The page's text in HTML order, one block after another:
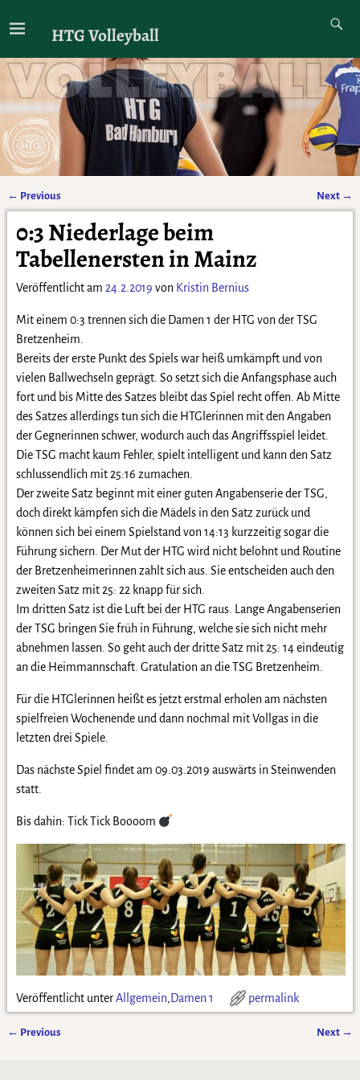
HTG Volleyball
Artikelnavigation
← Previous Next →
0:3 Niederlage beim
Tabellenersten in Mainz
Veröffentlicht am 24.2.2019 von Kristin Bernius
Mit einem 0:3 trennen sich die Damen 1 der HTG von der TSG
Bretzenheim.
Bereits der erste Punkt des Spiels war heiß umkämpft und von
vielen Ballwechseln geprägt. So setzt sich die Anfangsphase auch
fort und bis Mitte des Satzes bleibt das Spiel recht offen. Ab Mitte
des Satzes allerdings tun sich die HTGlerinnen mit den Angaben
der Gegnerinnen schwer, wodurch auch das Angriffsspiel leidet.
Die TSG macht kaum Fehler, spielt intelligent und kann den Satz
schlussendlich mit 25:16 zumachen.
Der zweite Satz beginnt mit einer guten Angabenserie der TSG,
doch direkt kämpfen sich die Mädels in den Satz zurück und
können sich bei einem Spielstand von 14:13 kurzzeitig sogar die
Führung sichern. Der Mut der HTG wird nicht belohnt und Routine
der Bretzenheimerinnen zahlt sich aus. Sie entscheiden auch den
zweiten Satz mit 25: 22 knapp für sich.
Im dritten Satz ist die Luft bei der HTG raus. Lange Angabenserien
der TSG bringen Sie früh in Führung, welche sie sich nicht mehr
abnehmen lassen. So geht auch der dritte Satz mit 25: 14 eindeutig
an die Heimmannschaft. Gratulation an die TSG Bretzenheim.
Für die HTGlerinnen heißt es jetzt erstmal erholen am nächsten
spielfreien Wochenende und dann nochmal mit Vollgas in die
letzten drei Spiele.
Das nächste Spiel findet am 09.03.2019 auswärts in Steinwenden
statt.
Bis dahin: Tick Tick Boooom
Veröffentlicht unter Allgemein, Damen 1 permalink
← Previous Next →